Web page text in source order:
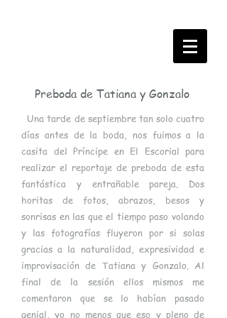
Una tarde de septiembre tan solo cuatro
días antes de la boda, nos fuimos a la
casita del Príncipe en El Escorial para
realizar el reportaje de preboda de esta
fantástica y entrañable pareja. Dos
horitas de fotos, abrazos, besos y
sonrisas en las que el tiempo paso volando
y las fotografías fluyeron por si solas
gracias a la naturalidad, expresividad e
improvisación de Tatiana y Gonzalo. Al
final de la sesión ellos mismos me
comentaron que se lo habían pasado
genial, yo no menos que eso y pleno de
Preboda de Tatiana y Gonzalo